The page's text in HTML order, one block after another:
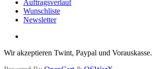
Auftragsverlauf
Wunschliste
Newsletter
Wir akzeptieren Twint, Paypal und Vorauskasse.